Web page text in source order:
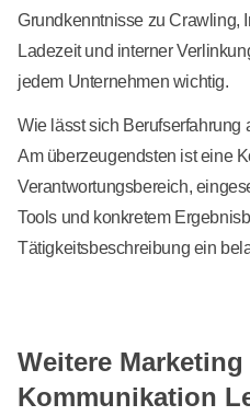
Grundkenntnisse zu Crawling,
Ladezeit und interner
jedem Unternehmen wichtig.
Wie lässt sich Berufserfahrung
Am überzeugendsten ist eine
Verantwortungsbereich,
Tools und konkretem
Tätigkeitsbeschreibung ein
Weitere
Kommunikation